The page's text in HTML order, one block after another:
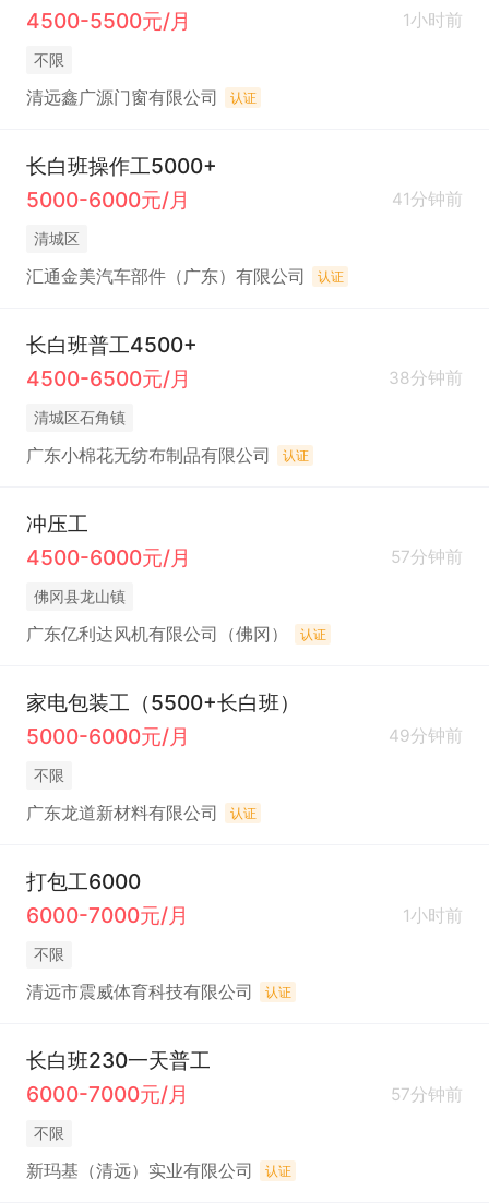
4500-5500元/月 1小时前
不限
清远鑫广源门窗有限公司 认证
长白班操作工5000+
5000-6000元/月
41分钟前
清城区
汇通金美汽车部件（广东）有限公司 认证
长白班普工4500+
4500-6500元/月
38分钟前
清城区石角镇
广东小棉花无纺布制品有限公司 认证
冲压工
4500-6000元/月
57分钟前
佛冈县龙山镇
广东亿利达风机有限公司（佛冈） 认证
家电包装工（5500+长白班）
5000-6000元/月
49分钟前
不限
广东龙道新材料有限公司 认证
打包工6000
6000-7000元/月
1小时前
不限
清远市震威体育科技有限公司 认证
长白班230一天普工
6000-7000元/月
57分钟前
不限
新玛基（清远）实业有限公司 认证